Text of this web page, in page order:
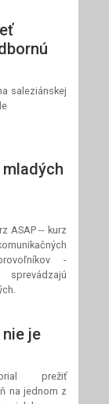
saleziánskej
ASAP -- kurz
-
je
prežiť
na jednom z